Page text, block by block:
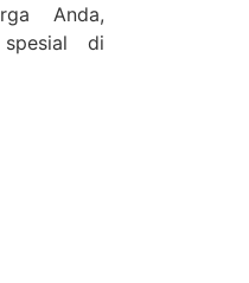
Anda,
di